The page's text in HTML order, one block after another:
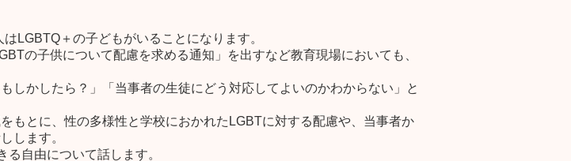
はLGBTQ＋の子どもがいることになります。
BTの子供について配慮を求める通知」を出すなど教育現場においても、
しかしたら？」「当事者の生徒にどう対応してよいのかわからない」と
もと に、性の多様性と学校におかれたLGBTに対する配慮や、当事者か
し ます。
る 自由について話します。